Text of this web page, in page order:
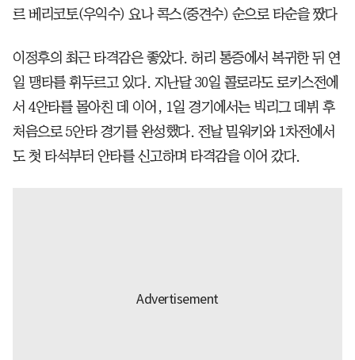
르 베리코토(우익수) 요나 콕스(중견수) 순으로 타순을 짰다
이정후의 최근 타격감은 좋았다. 허리 통증에서 복귀한 뒤 연
일 맹타를 휘두르고 있다. 지난달 30일 콜로라도 로키스전에
서 4안타를 몰아친 데 이어, 1일 경기에서는 빅리그 데뷔 후
처음으로 5안타 경기를 완성했다. 전날 밀워키와 1차전에서
도 첫 타석부터 안타를 신고하며 타격감을 이어 갔다.